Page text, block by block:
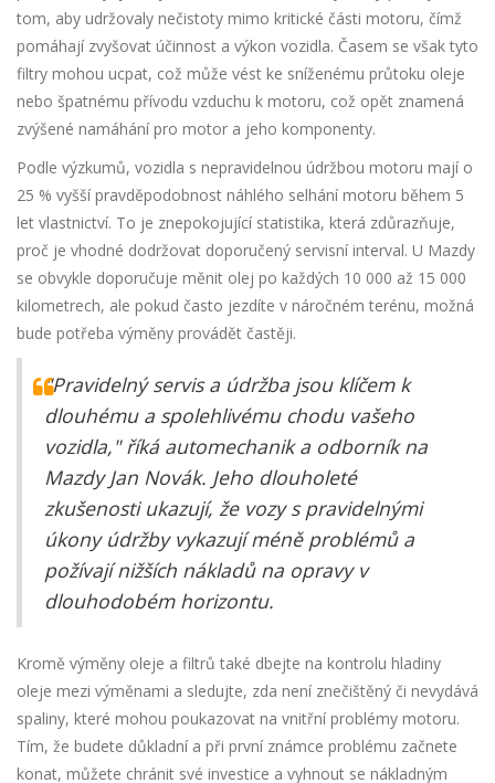
tom, aby udržovaly nečistoty mimo kritické části motoru, čímž
pomáhají zvyšovat účinnost a výkon vozidla. Časem se však tyto
filtry mohou ucpat, což může vést ke sníženému průtoku oleje
nebo špatnému přívodu vzduchu k motoru, což opět znamená
zvýšené namáhání pro motor a jeho komponenty.
Podle výzkumů, vozidla s nepravidelnou údržbou motoru mají o
25 % vyšší pravděpodobnost náhlého selhání motoru během 5
let vlastnictví. To je znepokojující statistika, která zdůrazňuje,
proč je vhodné dodržovat doporučený servisní interval. U Mazdy
se obvykle doporučuje měnit olej po každých 10 000 až 15 000
kilometrech, ale pokud často jezdíte v náročném terénu, možná
bude potřeba výměny provádět častěji.
"Pravidelný servis a údržba jsou klíčem k
dlouhému a spolehlivému chodu vašeho
vozidla," říká automechanik a odborník na
Mazdy Jan Novák. Jeho dlouholeté
zkušenosti ukazují, že vozy s pravidelnými
úkony údržby vykazují méně problémů a
požívají nižších nákladů na opravy v
dlouhodobém horizontu.
Kromě výměny oleje a filtrů také dbejte na kontrolu hladiny
oleje mezi výměnami a sledujte, zda není znečištěný či nevydává
spaliny, které mohou poukazovat na vnitřní problémy motoru.
Tím, že budete důkladní a při první známce problému začnete
konat, můžete chránit své investice a vyhnout se nákladným